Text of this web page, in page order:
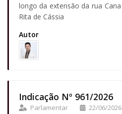
longo da extensão da rua
Rita de Cássia
Autor
Indicação Nº 961/2026
Parlamentar 22/06/2026